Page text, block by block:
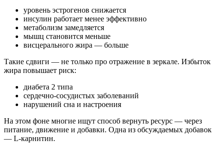
уровень эстрогенов снижается
инсулин работает менее эффективно
метаболизм замедляется
мышц становится меньше
висцерального жира — больше
Такие сдвиги — не только про отражение в зеркале. Избыток
жира повышает риск:
диабета 2 типа
сердечно-сосудистых заболеваний
нарушений сна и настроения
На этом фоне многие ищут способ вернуть ресурс — через
питание, движение и добавки. Одна из обсуждаемых добавок
— L-карнитин.